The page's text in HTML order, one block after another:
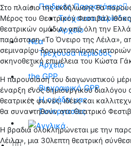
Παιδικές Παραστάσεις
Τρέχουσα περίοδος
Αρχείο
Νέα
Τρέχουσα περίοδος
Αρχείο
the GPP
Βιογραφικό GPP
Η ομάδα μας
Συνεργασίες
Στο πλαίσιο της εκδήλωσης θα
Μέρος του Θεατρικού Φεστιβάλ
θεατρικών ομάδων από όλη την
παράσταση «Το Όνειρο της Λέιλα»,
σεμιναρίου δραματοποίησης
σκηνοθετική επιμέλεια του Κώστα
Η παρουσίαση του διαγωνιστικού
έναρξη ενός δημιουργικού
θεατρικές φωνές, ιδέες και
θα συναντηθούν στο Θεατρικό
Η βραδιά ολοκληρώνεται με την
Λέιλα», μια 30λεπτη θεατρική